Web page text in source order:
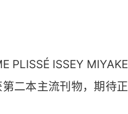
PLISSÉ ISSEY MIYAKE
二本主流刊物，期待正